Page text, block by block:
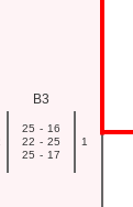
B3
25 - 16
22 - 25
25 - 17
1